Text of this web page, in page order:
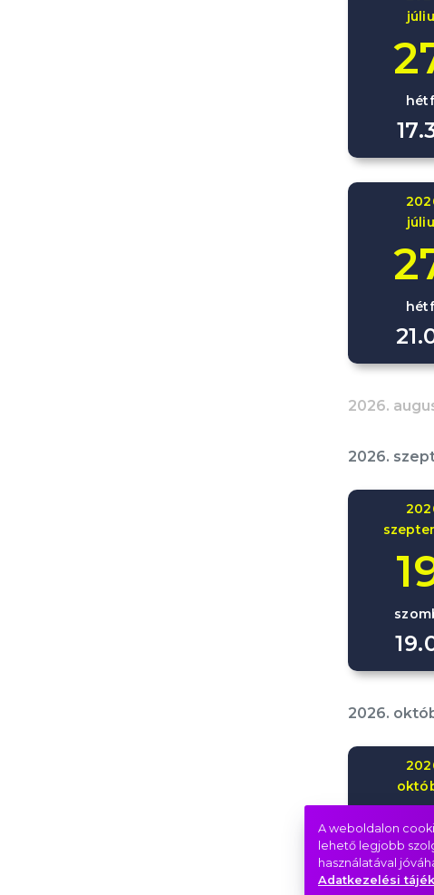
2026.
2026.
2026.
A weboldalon
lehető legjobb
használatával
Adatkezelési